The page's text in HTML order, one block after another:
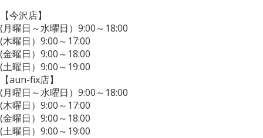
【今沢店】
(月曜日～水曜日）9:00～18:00
(木曜日）9:00～17:00
(金曜日）9:00～18:00
(土曜日）9:00～19:00
【aun-fix店】
(月曜日～水曜日）9:00～18:00
(木曜日）9:00～17:00
(金曜日）9:00～18:00
(土曜日）9:00～19:00